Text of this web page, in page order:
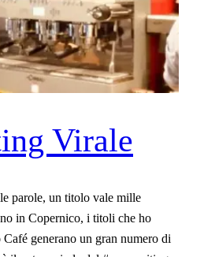
Virale
parole, un titolo vale mille
in Copernico, i titoli che ho
generano un gran numero di